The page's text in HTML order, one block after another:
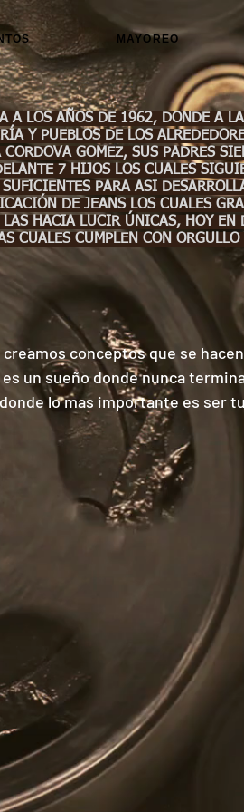
MAYOREO
A LOS AÑOS DE 1962, DONDE A
Y PUEBLOS DE LOS
GOMEZ, SUS PADRES
7 HIJOS LOS CUALES
PARA ASI
DE JEANS LOS CUALES
HACIA LUCIR ÚNICAS, HOY EN
CUALES CUMPLEN CON
conceptos que se
un sueño donde nunca
lo mas importante es ser